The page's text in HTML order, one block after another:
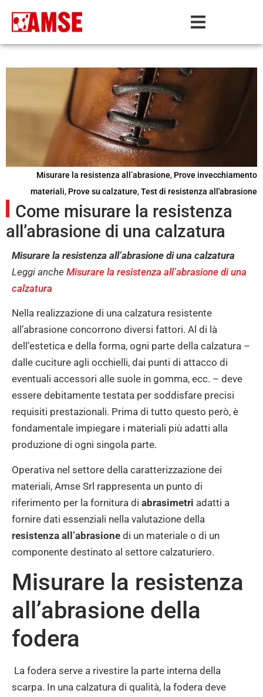
Misurare la resistenza all’abrasione, Prove invecchiamento
materiali, Prove su calzature,Test di resistenza all'abrasione
Come misurare la resistenza
all’abrasione di una calzatura
Misurare la resistenza all’abrasione di una calzatura
Leggi anche Misurare la resistenza all’abrasione di una
calzatura
Nella realizzazione di una calzatura resistente
all’abrasione concorrono diversi fattori. Al di là
dell’estetica e della forma, ogni parte della calzatura –
dalle cuciture agli occhielli, dai punti di attacco di
eventuali accessori alle suole in gomma, ecc. – deve
essere debitamente testata per soddisfare precisi
requisiti prestazionali. Prima di tutto questo però, è
fondamentale impiegare i materiali più adatti alla
produzione di ogni singola parte.
Operativa nel settore della caratterizzazione dei
materiali, Amse Srl rappresenta un punto di
riferimento per la fornitura di abrasimetri adatti a
fornire dati essenziali nella valutazione della
resistenza all’abrasione di un materiale o di un
componente destinato al settore calzaturiero.
Misurare la resistenza
all’abrasione della
fodera
La fodera serve a rivestire la parte interna della
scarpa. In una calzatura di qualità, la fodera deve